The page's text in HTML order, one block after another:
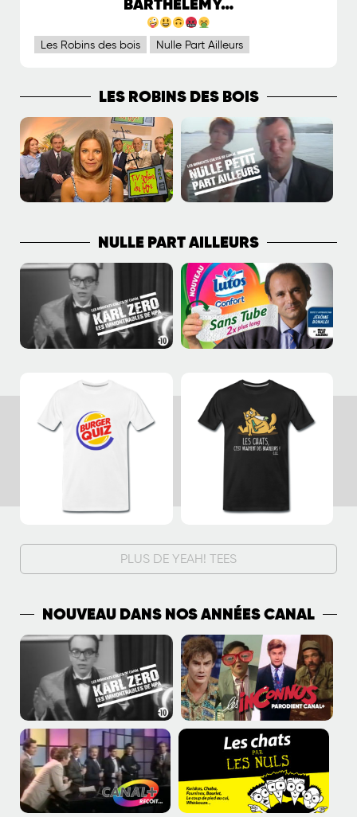
BARTHÉLÉMY…
Les Robins des bois Nulle Part Ailleurs
LES ROBINS DES BOIS
NULLE PART AILLEURS
PLUS DE YEAH! TEES
NOUVEAU DANS NOS ANNÉES CANAL